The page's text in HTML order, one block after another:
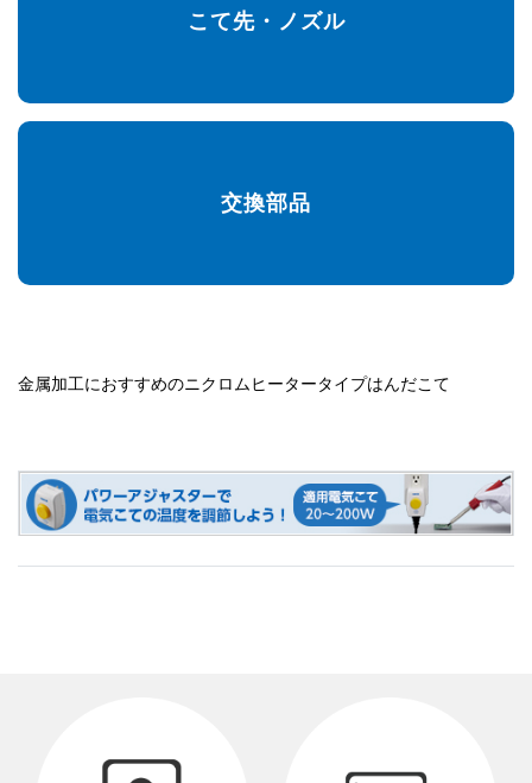
こて先・ノズル
交換部品
金属加工におすすめのニクロムヒータータイプはんだこて